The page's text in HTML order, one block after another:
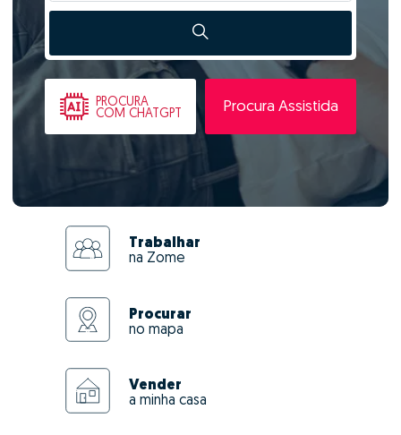
PROCURA
COM CHATGPT
Procura Assistida
Trabalhar
na Zome
Procurar
no mapa
Vender
a minha casa